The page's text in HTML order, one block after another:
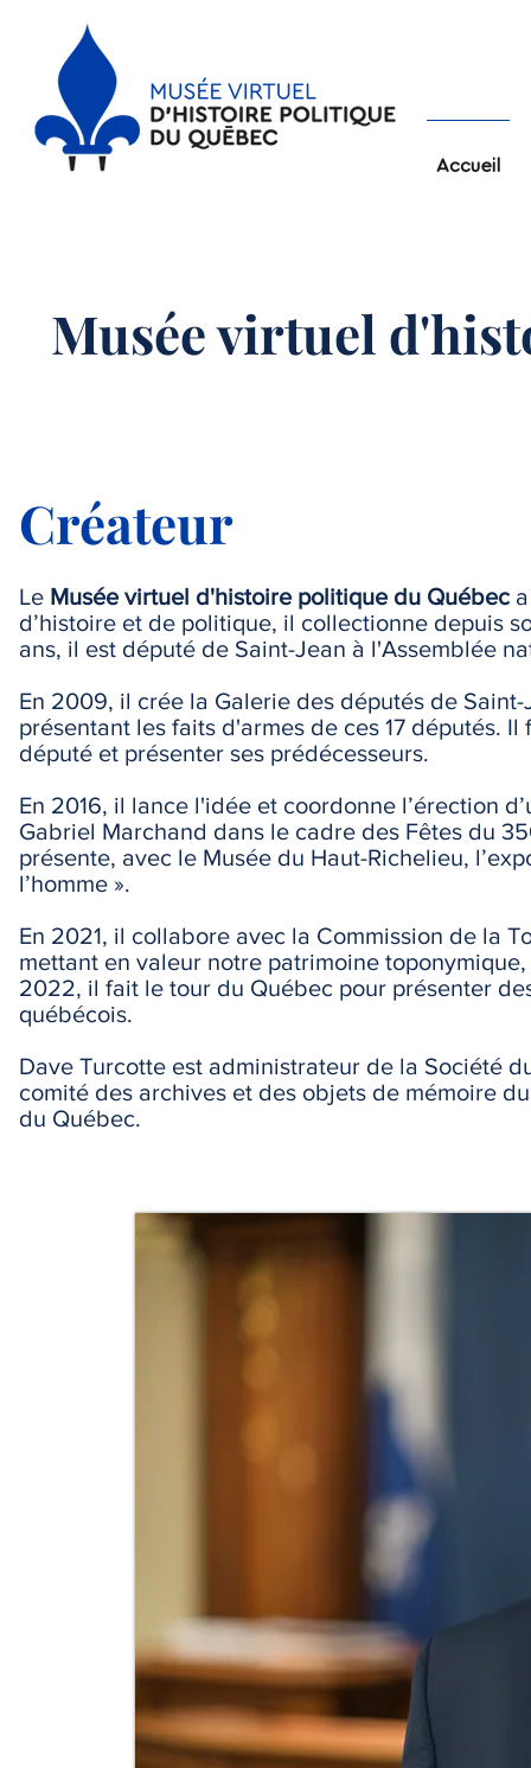
Accueil
Musée virtuel
Créateur
Le Musée virtuel d'histoire politique du Québec
d’histoire et de politique, il collectionne depuis
ans, il est député de Saint-Jean à l'Assemblée
En 2009, il crée la Galerie des députés de
présentant les faits d'armes de ces 17 députés.
député et présenter ses prédécesseurs.
En 2016, il lance l'idée et coordonne l’érection
Gabriel Marchand dans le cadre des Fêtes du
présente, avec le Musée du Haut-Richelieu,
l’homme ».
En 2021, il collabore avec la Commission de la
mettant en valeur notre patrimoine
2022, il fait le tour du Québec pour présenter
québécois.
Dave Turcotte est administrateur de la Société
comité des archives et des objets de mémoire
du Québec.